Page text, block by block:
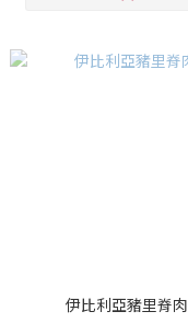
伊比利亞豬里脊肉